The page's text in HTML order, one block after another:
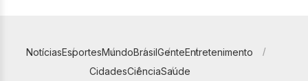
NotíciasEsportesMundoBrasilGenteEntretenimento
CidadesCiênciaSaúde